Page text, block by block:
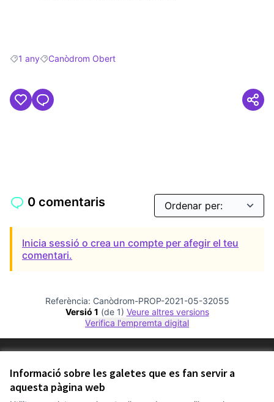
Informació sobre les galetes que es fan servir a
aquesta pàgina web
Resultats en filtrar per: 1 any
1 anyResultats en filtrar per: Canòdrom Obert
Canòdrom Obert
0 comentaris
Inicia sessió o crea un compte per afegir el teu
comentari.
Referència: Canòdrom-PROP-2021-05-32055
Versió 1 (de 1)
veure altres versions
Verifica l'empremta digital
Configuració de les galetes
Comunitat Canòdrom a Facebook
(Link externo)
Comunitat Canòdrom a Instagram
(Link externo)
Comunitat Canòdrom a YouTube
(Link externo)
Català
Triar la llenguaElegir el idioma